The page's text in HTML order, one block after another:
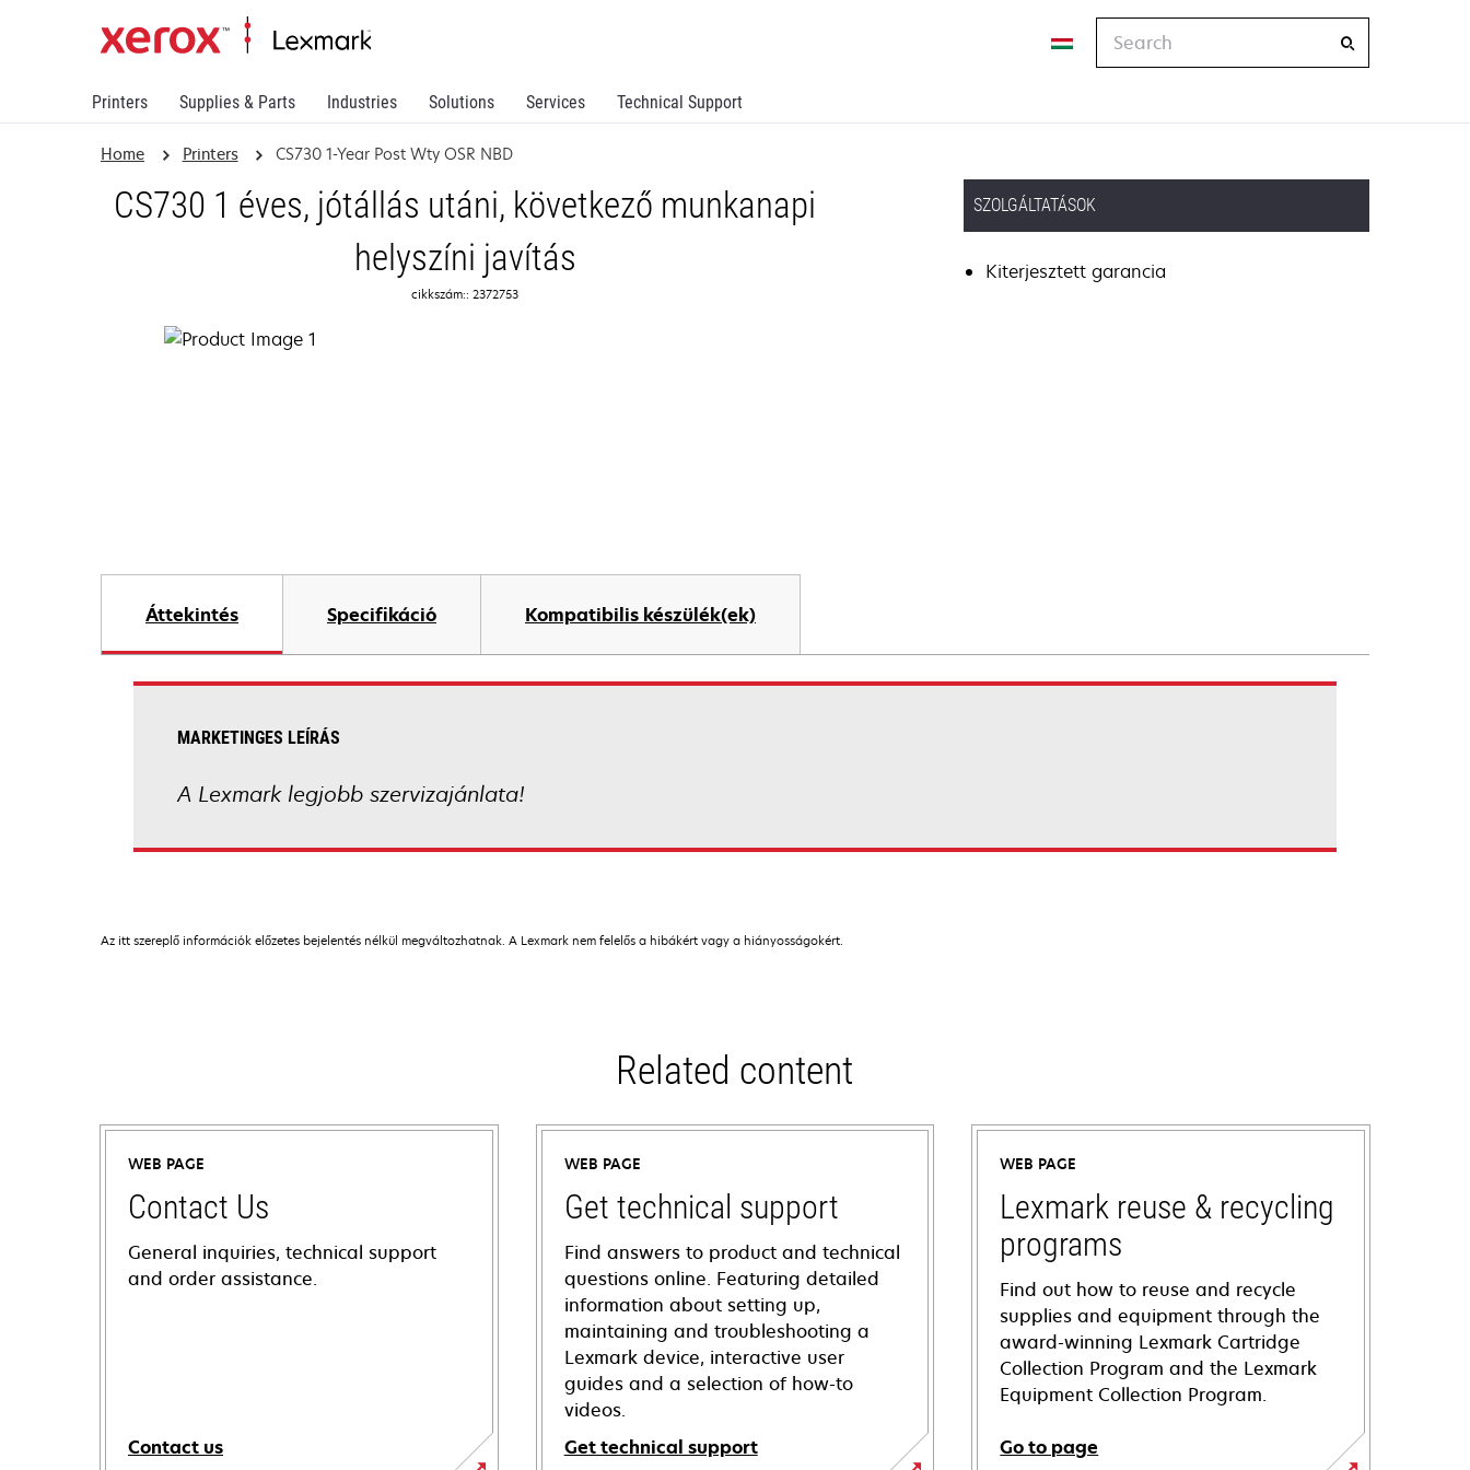
Printers Supplies & Parts Industries Solutions Services Technical Support
Home Printers CS730 1-Year Post Wty OSR NBD
CS730 1 éves, jótállás utáni, következő munkanapi
helyszíni javítás
cikkszám:: 2372753
SZOLGÁLTATÁSOK
Kiterjesztett garancia
Áttekintés Specifikáció Kompatibilis készülék(ek)
MARKETINGES LEÍRÁS
A Lexmark legjobb szervizajánlata!
Az itt szereplő információk előzetes bejelentés nélkül megváltozhatnak. A Lexmark nem felelős a hibákért vagy a hiányosságokért.
Related content
WEB PAGE
Contact Us
General inquiries, technical support
and order assistance.
Contact us
WEB PAGE
Get technical support
Find answers to product and technical
questions online. Featuring detailed
information about setting up,
maintaining and troubleshooting a
Lexmark device, interactive user
guides and a selection of how-to
videos.
Get technical support
WEB PAGE
Lexmark reuse & recycling
programs
Find out how to reuse and recycle
supplies and equipment through the
award-winning Lexmark Cartridge
Collection Program and the Lexmark
Equipment Collection Program.
Go to page